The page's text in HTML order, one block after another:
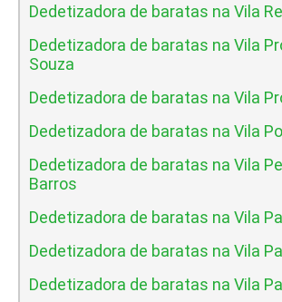
Dedetizadora de baratas na Vila
Dedetizadora de baratas na Vila
Souza
Dedetizadora de baratas na Vila
Dedetizadora de baratas na Vila
Dedetizadora de baratas na Vila
Barros
Dedetizadora de baratas na Vila
Dedetizadora de baratas na Vila
Dedetizadora de baratas na Vila